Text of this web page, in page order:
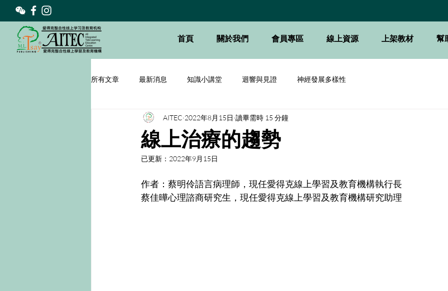
首頁 關於我們 會員專區 線上資源 上架教材 幫
所有文章 最新消息 知識小講堂 迴響與見證 神經發展多樣性
線上治療的趨勢
AITEC 2022年8月15日 讀畢需時 15 分鐘
已更新： 2022年9月15日
作者：蔡明伶語言病理師，現任愛得克線上學習及教育機構執行長
蔡佳曄心理諮商研究生，現任愛得克線上學習及教育機構研究助理